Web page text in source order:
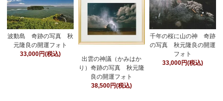
波動島 奇跡の写真 秋
元隆良の開運フォト
33,000円(税込)
出雲の神議（かみはか
り）奇跡の写真 秋元隆
良の開運フォト
38,500円(税込)
千年の桜に山の神 奇跡
の写真 秋元隆良の開運
フォト
33,000円(税込)